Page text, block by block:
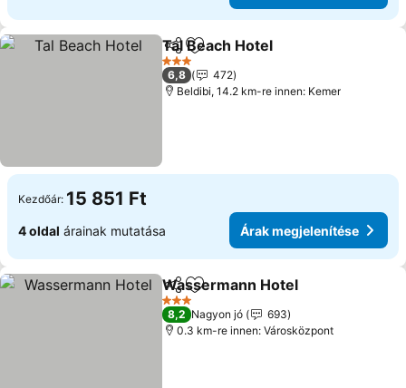
Megosztás
Hozzáadás a kedvencekhez
Tal Beach Hotel
3 Kategória
6,8
472
Beldibi, 14.2 km-re innen: Kemer
Kezdőár: 15 851 Ft
4 oldal árainak mutatása Árak megjelenítése
Megosztás
Hozzáadás a kedvencekhez
Wassermann Hotel
3 Kategória
8,2 Nagyon jó
693
0.3 km-re innen: Városközpont